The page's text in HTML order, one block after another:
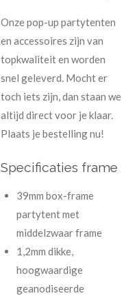
Onze pop-up partytenten
en accessoires zijn van
topkwaliteit en worden
snel geleverd. Mocht er
toch iets zijn, dan staan we
altijd direct voor je klaar.
Plaats je bestelling nu!
Specificaties frame
39mm box-frame
partytent met
middelzwaar frame
1,2mm dikke,
hoogwaardige
geanodiseerde